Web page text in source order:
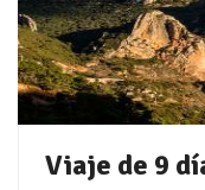
Viaje de 9